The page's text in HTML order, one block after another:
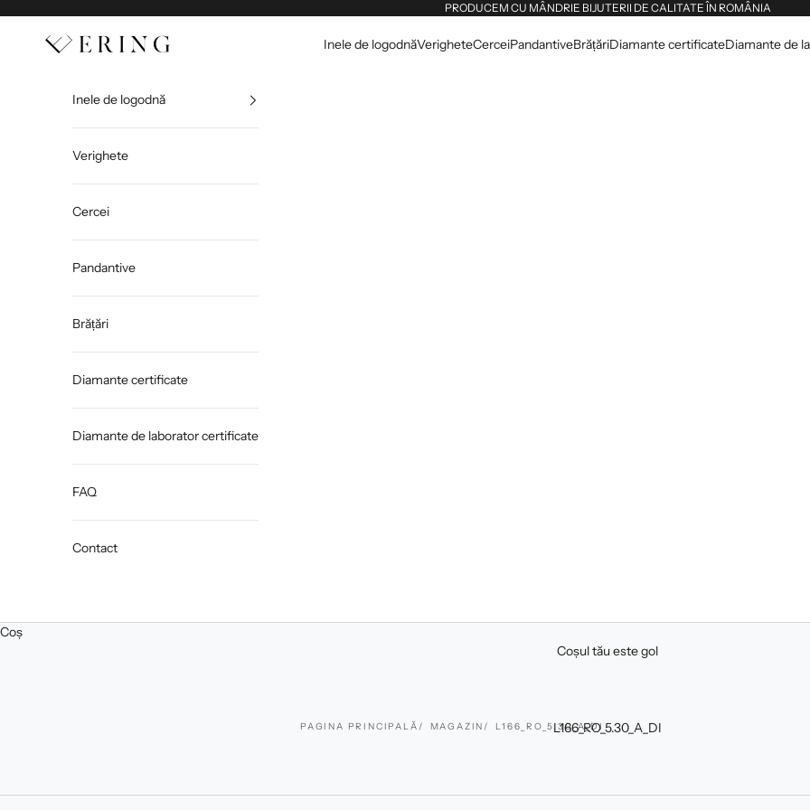
PRODUCEM CU MÂNDRIE BIJUTERII DE CALITATE ÎN ROMÂNIA
Ering Inele de logodnăVerigheteCerceiPandantiveBrățăriDiamante certificateDiamante de
Inele de logodnă
Verighete
Cercei
Pandantive
Brățări
Diamante certificate
Diamante de laborator certificate
FAQ
Contact
Coș
Coșul tău este gol
PAGINA PRINCIPALĂ MAGAZIN L166_RO_5.30_A_DIL166_RO_5.30_A_DI